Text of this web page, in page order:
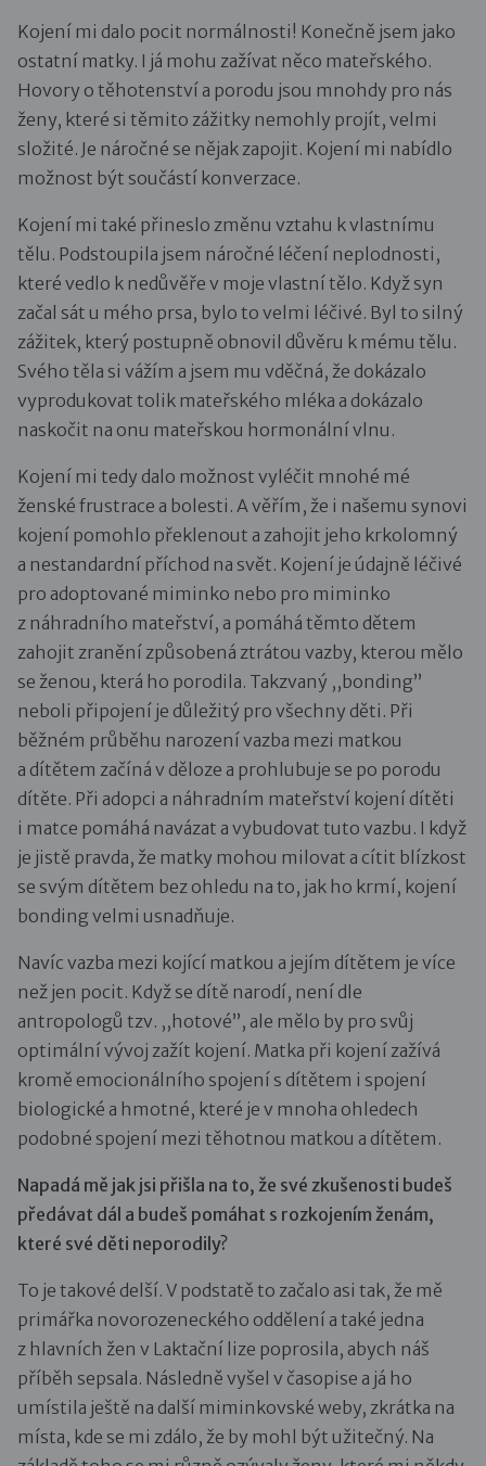
Kojení mi dalo pocit normálnosti! Konečně jsem jako
ostatní matky. I já mohu zažívat něco mateřského.
Hovory o těhotenství a porodu jsou mnohdy pro nás
ženy, které si těmito zážitky nemohly projít, velmi
složité. Je náročné se nějak zapojit. Kojení mi nabídlo
možnost být součástí konverzace.
Kojení mi také přineslo změnu vztahu k vlastnímu
tělu. Podstoupila jsem náročné léčení neplodnosti,
které vedlo k nedůvěře v moje vlastní tělo. Když syn
začal sát u mého prsa, bylo to velmi léčivé. Byl to silný
zážitek, který postupně obnovil důvěru k mému tělu.
Svého těla si vážím a jsem mu vděčná, že dokázalo
vyprodukovat tolik mateřského mléka a dokázalo
naskočit na onu mateřskou hormonální vlnu.
Kojení mi tedy dalo možnost vyléčit mnohé mé
ženské frustrace a bolesti. A věřím, že i našemu synovi
kojení pomohlo překlenout a zahojit jeho krkolomný
a nestandardní příchod na svět. Kojení je údajně léčivé
pro adoptované miminko nebo pro miminko
z náhradního mateřství, a pomáhá těmto dětem
zahojit zranění způsobená ztrátou vazby, kterou mělo
se ženou, která ho porodila. Takzvaný ,,bonding”
neboli připojení je důležitý pro všechny děti. Při
běžném průběhu narození vazba mezi matkou
a dítětem začíná v děloze a prohlubuje se po porodu
dítěte. Při adopci a náhradním mateřství kojení dítěti
i matce pomáhá navázat a vybudovat tuto vazbu. I když
je jistě pravda, že matky mohou milovat a cítit blízkost
se svým dítětem bez ohledu na to, jak ho krmí, kojení
bonding velmi usnadňuje.
Navíc vazba mezi kojící matkou a jejím dítětem je více
než jen pocit. Když se dítě narodí, není dle
antropologů tzv. ,,hotové”, ale mělo by pro svůj
optimální vývoj zažít kojení. Matka při kojení zažívá
kromě emocionálního spojení s dítětem i spojení
biologické a hmotné, které je v mnoha ohledech
podobné spojení mezi těhotnou matkou a dítětem.
Napadá mě jak jsi přišla na to, že své zkušenosti budeš
předávat dál a budeš pomáhat s rozkojením ženám,
které své děti neporodily?
To je takové delší. V podstatě to začalo asi tak, že mě
primářka novorozeneckého oddělení a také jedna
z hlavních žen v Laktační lize poprosila, abych náš
příběh sepsala. Následně vyšel v časopise a já ho
umístila ještě na další miminkovské weby, zkrátka na
místa, kde se mi zdálo, že by mohl být užitečný. Na